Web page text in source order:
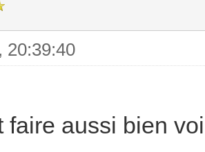
20:39:40
faire aussi bien